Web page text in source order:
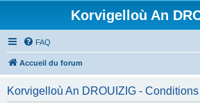
Korvigelloù An
FAQ
Accueil du forum
Korvigelloù An DROUIZIG - Conditions